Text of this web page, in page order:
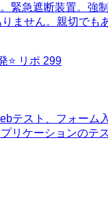
緊急遮断装置。強
ません。親切でも
⭐ リポ 299
テスト、フォーム
リケーションのテ